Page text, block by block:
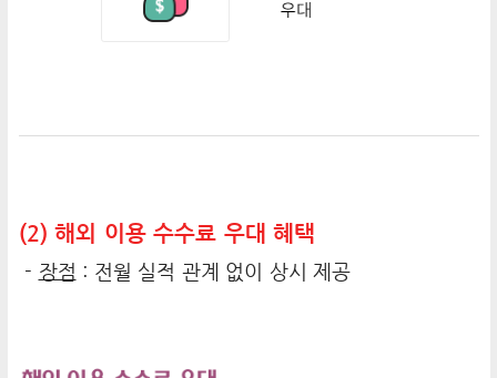
(2) 해외 이용 수수료 우대 혜택
- 장점 : 전월 실적 관계 없이 상시 제공